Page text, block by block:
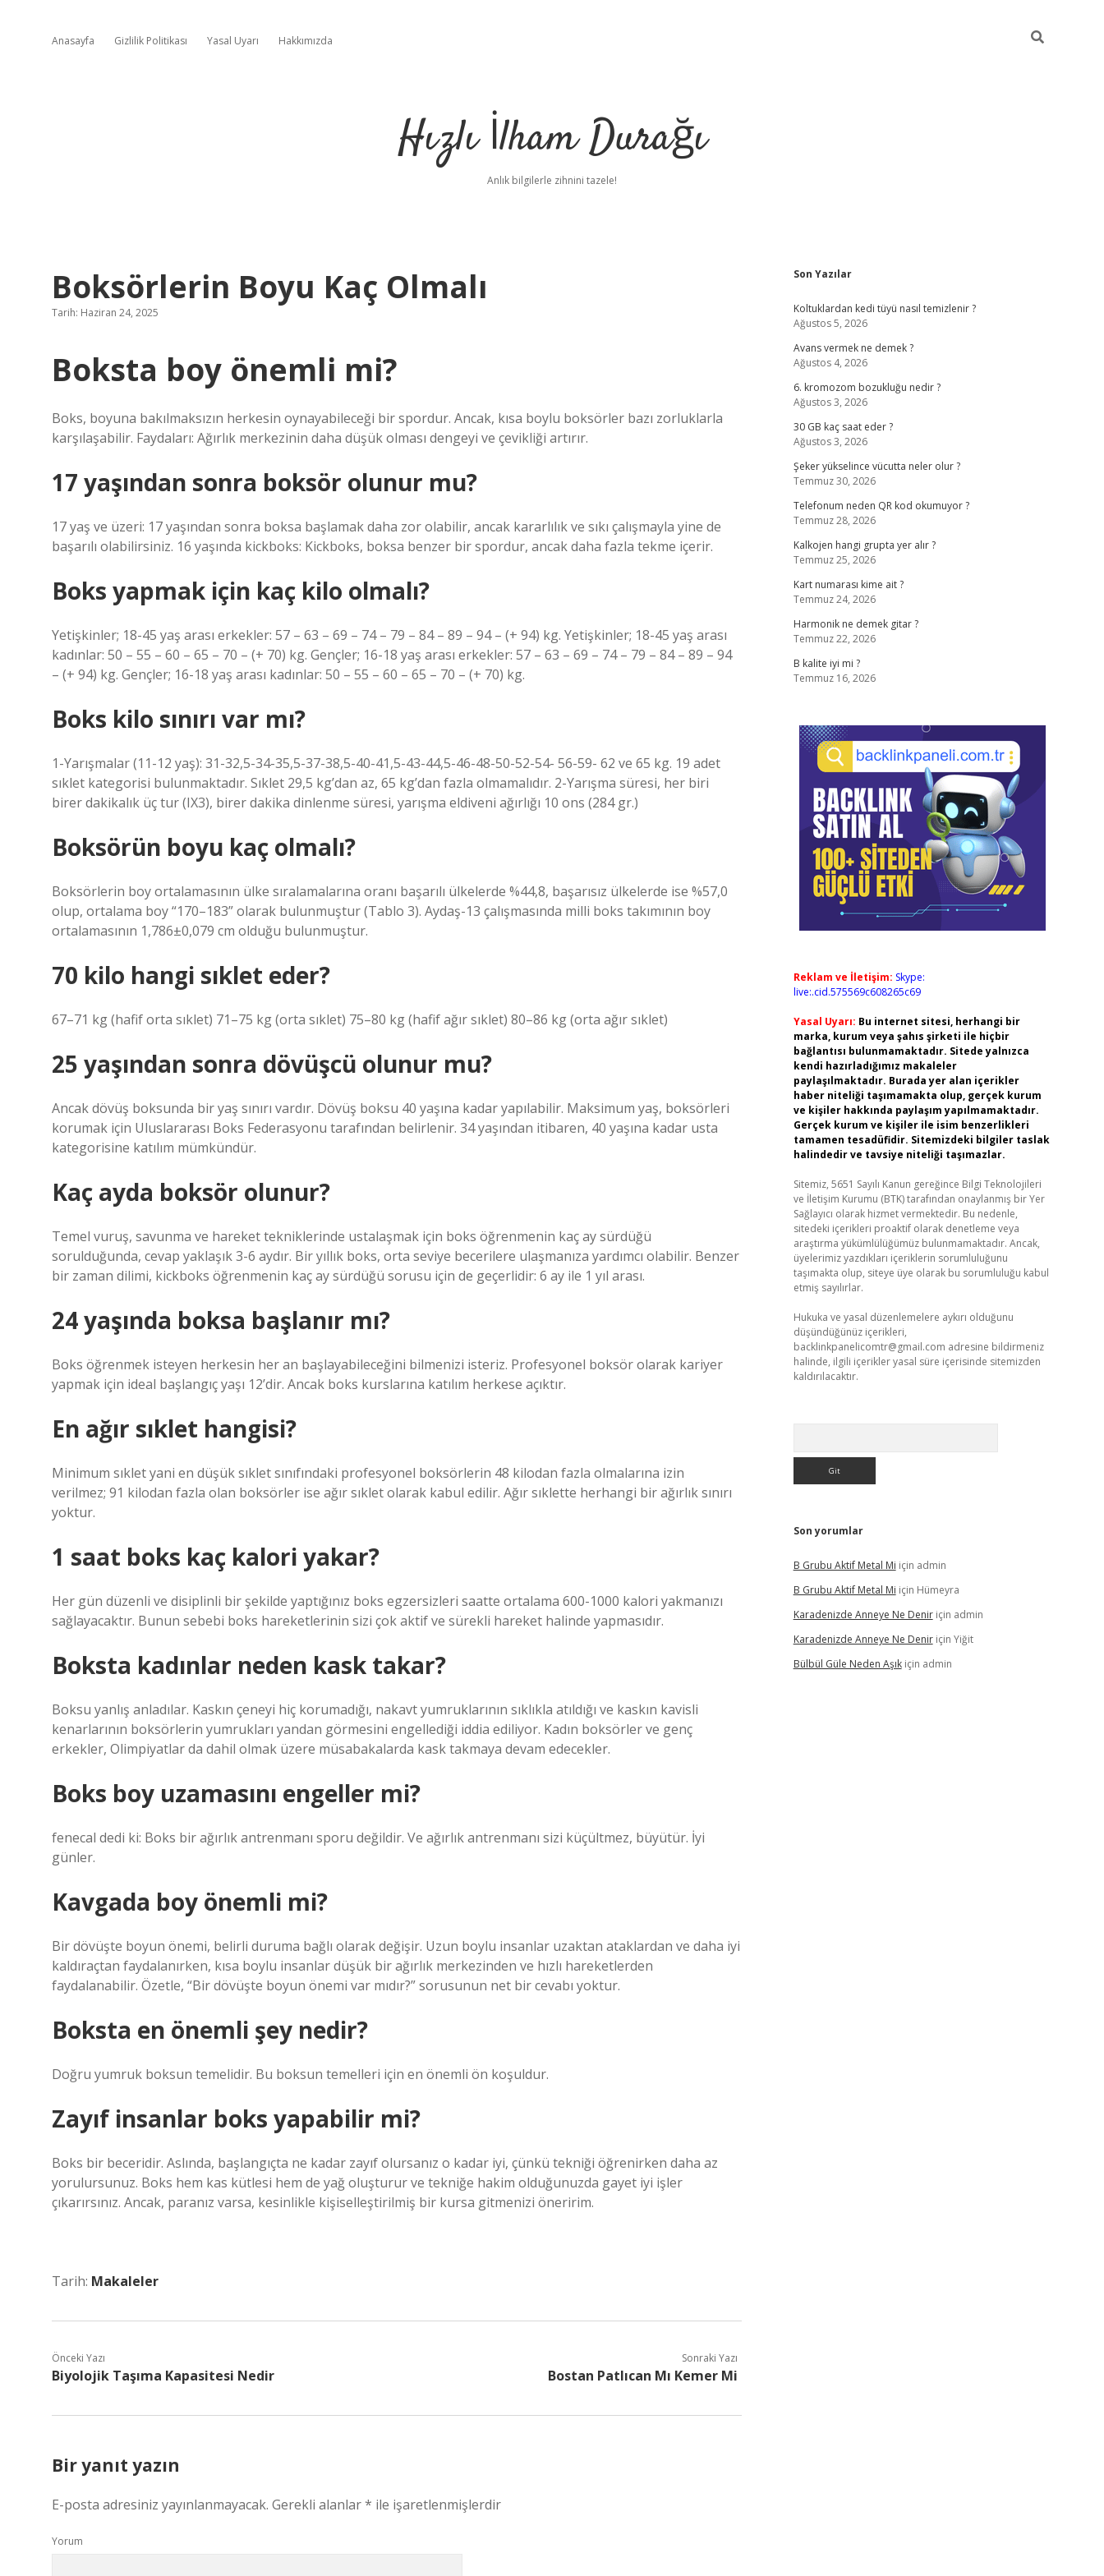
Anasayfa Gizlilik Politikası Yasal Uyarı Hakkımızda
Hızlı İlham Durağı
Anlık bilgilerle zihnini tazele!
Boksörlerin Boyu Kaç Olmalı
Tarih: Haziran 24, 2025
Boksta boy önemli mi?
Boks, boyuna bakılmaksızın herkesin oynayabileceği bir spordur. Ancak, kısa boylu boksörler bazı zorluklarla
karşılaşabilir. Faydaları: Ağırlık merkezinin daha düşük olması dengeyi ve çevikliği artırır.
17 yaşından sonra boksör olunur mu?
17 yaş ve üzeri: 17 yaşından sonra boksa başlamak daha zor olabilir, ancak kararlılık ve sıkı çalışmayla yine de
başarılı olabilirsiniz. 16 yaşında kickboks: Kickboks, boksa benzer bir spordur, ancak daha fazla tekme içerir.
Boks yapmak için kaç kilo olmalı?
Yetişkinler; 18-45 yaş arası erkekler: 57 – 63 – 69 – 74 – 79 – 84 – 89 – 94 – (+ 94) kg. Yetişkinler; 18-45 yaş arası
kadınlar: 50 – 55 – 60 – 65 – 70 – (+ 70) kg. Gençler; 16-18 yaş arası erkekler: 57 – 63 – 69 – 74 – 79 – 84 – 89 – 94
– (+ 94) kg. Gençler; 16-18 yaş arası kadınlar: 50 – 55 – 60 – 65 – 70 – (+ 70) kg.
Boks kilo sınırı var mı?
1-Yarışmalar (11-12 yaş): 31-32,5-34-35,5-37-38,5-40-41,5-43-44,5-46-48-50-52-54- 56-59- 62 ve 65 kg. 19 adet
sıklet kategorisi bulunmaktadır. Sıklet 29,5 kg’dan az, 65 kg’dan fazla olmamalıdır. 2-Yarışma süresi, her biri
birer dakikalık üç tur (IX3), birer dakika dinlenme süresi, yarışma eldiveni ağırlığı 10 ons (284 gr.)
Boksörün boyu kaç olmalı?
Boksörlerin boy ortalamasının ülke sıralamalarına oranı başarılı ülkelerde %44,8, başarısız ülkelerde ise %57,0
olup, ortalama boy “170–183” olarak bulunmuştur (Tablo 3). Aydaş-13 çalışmasında milli boks takımının boy
ortalamasının 1,786±0,079 cm olduğu bulunmuştur.
70 kilo hangi sıklet eder?
67–71 kg (hafif orta sıklet) 71–75 kg (orta sıklet) 75–80 kg (hafif ağır sıklet) 80–86 kg (orta ağır sıklet)
25 yaşından sonra dövüşcü olunur mu?
Ancak dövüş boksunda bir yaş sınırı vardır. Dövüş boksu 40 yaşına kadar yapılabilir. Maksimum yaş, boksörleri
korumak için Uluslararası Boks Federasyonu tarafından belirlenir. 34 yaşından itibaren, 40 yaşına kadar usta
kategorisine katılım mümkündür.
Kaç ayda boksör olunur?
Temel vuruş, savunma ve hareket tekniklerinde ustalaşmak için boks öğrenmenin kaç ay sürdüğü
sorulduğunda, cevap yaklaşık 3-6 aydır. Bir yıllık boks, orta seviye becerilere ulaşmanıza yardımcı olabilir. Benzer
bir zaman dilimi, kickboks öğrenmenin kaç ay sürdüğü sorusu için de geçerlidir: 6 ay ile 1 yıl arası.
24 yaşında boksa başlanır mı?
Boks öğrenmek isteyen herkesin her an başlayabileceğini bilmenizi isteriz. Profesyonel boksör olarak kariyer
yapmak için ideal başlangıç ​​yaşı 12’dir. Ancak boks kurslarına katılım herkese açıktır.
En ağır sıklet hangisi?
Minimum sıklet yani en düşük sıklet sınıfındaki profesyonel boksörlerin 48 kilodan fazla olmalarına izin
verilmez; 91 kilodan fazla olan boksörler ise ağır sıklet olarak kabul edilir. Ağır sıklette herhangi bir ağırlık sınırı
yoktur.
1 saat boks kaç kalori yakar?
Her gün düzenli ve disiplinli bir şekilde yaptığınız boks egzersizleri saatte ortalama 600-1000 kalori yakmanızı
sağlayacaktır. Bunun sebebi boks hareketlerinin sizi çok aktif ve sürekli hareket halinde yapmasıdır.
Boksta kadınlar neden kask takar?
Boksu yanlış anladılar. Kaskın çeneyi hiç korumadığı, nakavt yumruklarının sıklıkla atıldığı ve kaskın kavisli
kenarlarının boksörlerin yumrukları yandan görmesini engellediği iddia ediliyor. Kadın boksörler ve genç
erkekler, Olimpiyatlar da dahil olmak üzere müsabakalarda kask takmaya devam edecekler.
Boks boy uzamasını engeller mi?
fenecal dedi ki: Boks bir ağırlık antrenmanı sporu değildir. Ve ağırlık antrenmanı sizi küçültmez, büyütür. İyi
günler.
Kavgada boy önemli mi?
Bir dövüşte boyun önemi, belirli duruma bağlı olarak değişir. Uzun boylu insanlar uzaktan ataklardan ve daha iyi
kaldıraçtan faydalanırken, kısa boylu insanlar düşük bir ağırlık merkezinden ve hızlı hareketlerden
faydalanabilir. Özetle, “Bir dövüşte boyun önemi var mıdır?” sorusunun net bir cevabı yoktur.
Boksta en önemli şey nedir?
Doğru yumruk boksun temelidir. Bu boksun temelleri için en önemli ön koşuldur.
Zayıf insanlar boks yapabilir mi?
Boks bir beceridir. Aslında, başlangıçta ne kadar zayıf olursanız o kadar iyi, çünkü tekniği öğrenirken daha az
yorulursunuz. Boks hem kas kütlesi hem de yağ oluşturur ve tekniğe hakim olduğunuzda gayet iyi işler
çıkarırsınız. Ancak, paranız varsa, kesinlikle kişiselleştirilmiş bir kursa gitmenizi öneririm.
Tarih: Makaleler
Önceki Yazı
Biyolojik Taşıma Kapasitesi Nedir
Sonraki Yazı
Bostan Patlıcan Mı Kemer Mi
Bir yanıt yazın
E-posta adresiniz yayınlanmayacak. Gerekli alanlar* ile işaretlenmişlerdir
Yorum
Sidebar
Son Yazılar
Koltuklardan kedi tüyü nasıl temizlenir ?
Ağustos 5, 2026
Avans vermek ne demek ?
Ağustos 4, 2026
6. kromozom bozukluğu nedir ?
Ağustos 3, 2026
30 GB kaç saat eder ?
Ağustos 3, 2026
Şeker yükselince vücutta neler olur ?
Temmuz 30, 2026
Telefonum neden QR kod okumuyor ?
Temmuz 28, 2026
Kalkojen hangi grupta yer alır ?
Temmuz 25, 2026
Kart numarası kime ait ?
Temmuz 24, 2026
Harmonik ne demek gitar ?
Temmuz 22, 2026
B kalite iyi mi ?
Temmuz 16, 2026
Reklam ve İletişim: Skype:
live:.cid.575569c608265c69
Yasal Uyarı: Bu internet sitesi, herhangi bir
marka, kurum veya şahıs şirketi ile hiçbir
bağlantısı bulunmamaktadır. Sitede yalnızca
kendi hazırladığımız makaleler
paylaşılmaktadır. Burada yer alan içerikler
haber niteliği taşımamakta olup, gerçek kurum
ve kişiler hakkında paylaşım yapılmamaktadır.
Gerçek kurum ve kişiler ile isim benzerlikleri
tamamen tesadüfidir. Sitemizdeki bilgiler taslak
halindedir ve tavsiye niteliği taşımazlar.
Sitemiz, 5651 Sayılı Kanun gereğince Bilgi Teknolojileri
ve İletişim Kurumu (BTK) tarafından onaylanmış bir Yer
Sağlayıcı olarak hizmet vermektedir. Bu nedenle,
sitedeki içerikleri proaktif olarak denetleme veya
araştırma yükümlülüğümüz bulunmamaktadır. Ancak,
üyelerimiz yazdıkları içeriklerin sorumluluğunu
taşımakta olup, siteye üye olarak bu sorumluluğu kabul
etmiş sayılırlar.
Hukuka ve yasal düzenlemelere aykırı olduğunu
düşündüğünüz içerikleri,
backlinkpanelicomtr@gmail.com adresine bildirmeniz
halinde, ilgili içerikler yasal süre içerisinde sitemizden
kaldırılacaktır.
Son yorumlar
B Grubu Aktif Metal Mi için admin
B Grubu Aktif Metal Mi için Hümeyra
Karadenizde Anneye Ne Deniriçin admin
Karadenizde Anneye Ne Deniriçin Yiğit
Bülbül Güle Neden Aşıkiçin admin